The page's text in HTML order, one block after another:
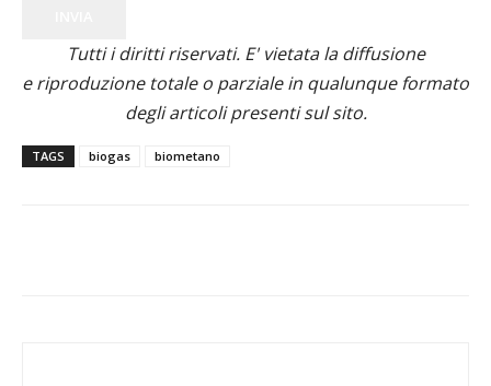
Tutti i diritti riservati. E' vietata la diffusione
e riproduzione totale o parziale in qualunque formato
degli articoli presenti sul sito.
TAGS biogas biometano